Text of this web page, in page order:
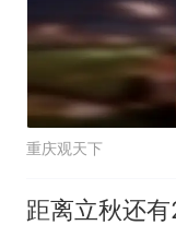
重庆观天下
距离立秋还